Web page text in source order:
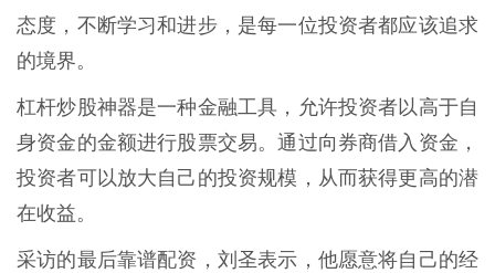
态度，不断学习和进步，是每一位投资者都应该追求
的境界。
杠杆炒股神器是一种金融工具，允许投资者以高于自
身资金的金额进行股票交易。通过向券商借入资金，
投资者可以放大自己的投资规模，从而获得更高的潜
在收益。
采访的最后靠谱配资，刘圣表示，他愿意将自己的经